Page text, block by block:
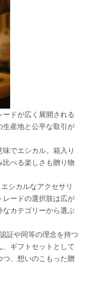
ドが広く展開される
生産地と公平な取引が
でエシカル。箱入り
べる楽しさも贈り物
シカルなアクセサリ
レードの選択肢は広が
なカテゴリーから選ぶ
証や同等の理念を持つ
ギフトセットとして
つ、想いのこもった贈